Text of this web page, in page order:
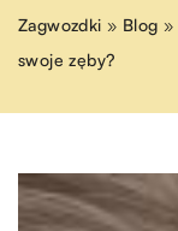
Zagwozdki » Blog »
swoje zęby?